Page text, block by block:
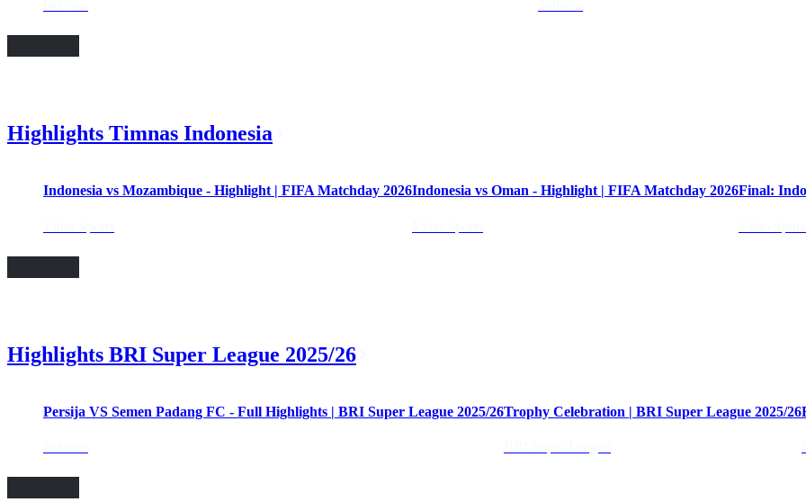
Highlights Timnas Indonesia
Indonesia vs Mozambique - Highlight | FIFA Matchday 2026Indonesia vs Oman - Highlight | FIFA Matchday 2026Final:
Highlights BRI Super League 2025/26
Persija VS Semen Padang FC - Full Highlights | BRI Super League 2025/26Trophy Celebration | BRI Super League 2025/26